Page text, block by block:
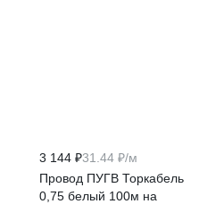
3 144 ₽31.44 ₽/м
Провод ПУГВ Торкабель
0,75 белый 100м на